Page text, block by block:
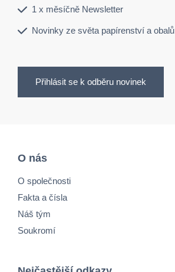
1 x měsíčně Newsletter
Novinky ze světa papírenství a obalů
Přihlásit se k odběru novinek
O nás
O společnosti
Fakta a čísla
Náš tým
Soukromí